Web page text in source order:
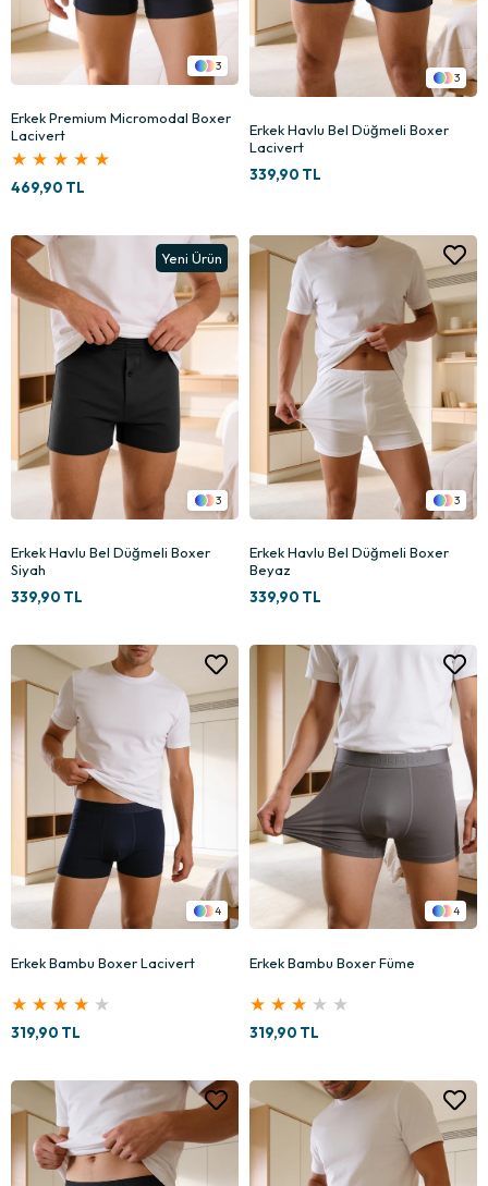
3
Erkek Premium Micromodal Boxer
Lacivert
★ ★ ★ ★ ★
469,90 TL
3
Erkek Havlu Bel Düğmeli Boxer
Lacivert
339,90 TL
3
Erkek Havlu Bel Düğmeli Boxer
Siyah
339,90 TL
Yeni Ürün
3
Erkek Havlu Bel Düğmeli Boxer
Beyaz
339,90 TL
4
Erkek Bambu Boxer Lacivert
★ ★ ★ ★ ★
319,90 TL
4
Erkek Bambu Boxer Füme
★ ★ ★ ★ ★
319,90 TL